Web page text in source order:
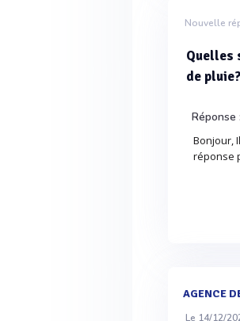
Nouvelle
Quelles
de pluie?
Réponse :
Bonjour,
réponse
AGENCE
Le 14/12/